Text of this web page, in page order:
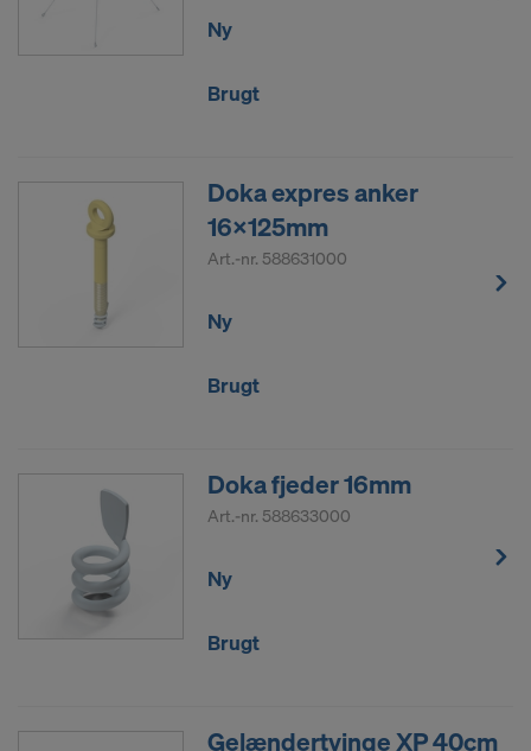
Ny
Brugt
Doka expres anker
16x125mm
Art.-nr. 588631000
Ny
Brugt
Doka fjeder 16mm
Art.-nr. 588633000
Ny
Brugt
Gelændertvinge XP 40cm